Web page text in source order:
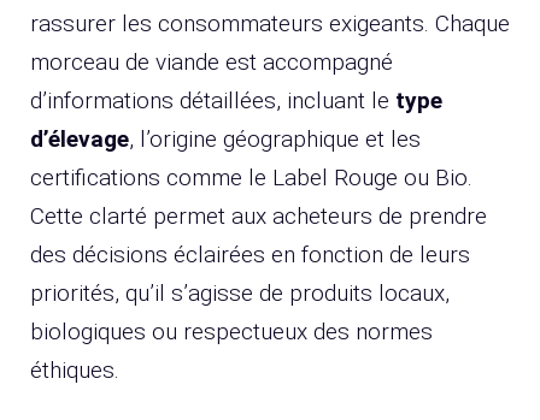
rassurer les consommateurs exigeants. Chaque
morceau de viande est accompagné
d’informations détaillées, incluant le type
d’élevage, l’origine géographique et les
certifications comme le Label Rouge ou Bio.
Cette clarté permet aux acheteurs de prendre
des décisions éclairées en fonction de leurs
priorités, qu’il s’agisse de produits locaux,
biologiques ou respectueux des normes
éthiques.